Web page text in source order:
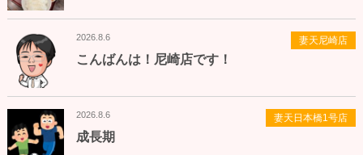
2026.8.6
こんばんは！尼崎店です！
妻天尼崎店
2026.8.6
成長期
妻天日本橋1号店